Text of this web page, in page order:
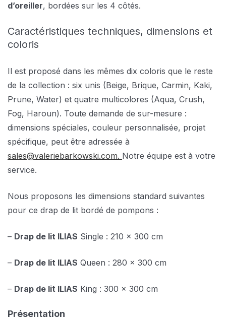
d’oreiller, bordées sur les 4 côtés.
Caractéristiques techniques, dimensions et
coloris
Il est proposé dans les mêmes dix coloris que le reste
de la collection : six unis (Beige, Brique, Carmin, Kaki,
Prune, Water) et quatre multicolores (Aqua, Crush,
Fog, Haroun). Toute demande de sur-mesure :
dimensions spéciales, couleur personnalisée, projet
spécifique, peut être adressée à
sales@valeriebarkowski.com. Notre équipe est à votre
service.
Nous proposons les dimensions standard suivantes
pour ce drap de lit bordé de pompons :
– Drap de lit ILIAS Single : 210 x 300 cm
– Drap de lit ILIAS Queen : 280 x 300 cm
– Drap de lit ILIAS King : 300 x 300 cm
Présentation